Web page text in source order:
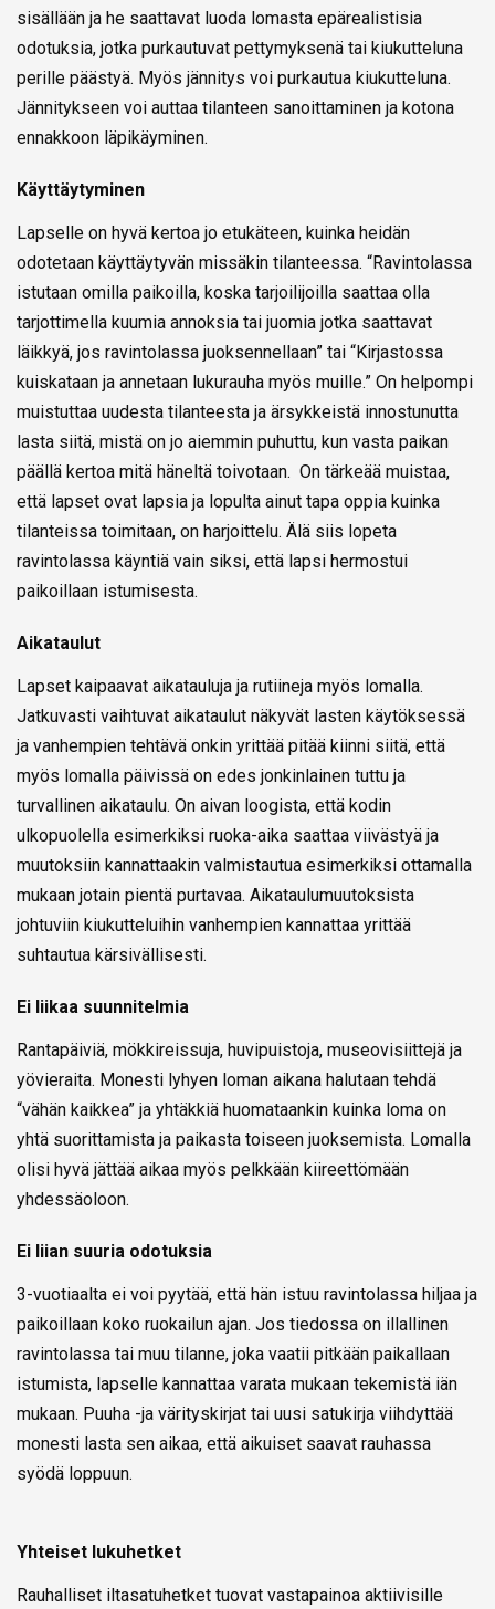
sisällään ja he saattavat luoda lomasta epärealistisia
odotuksia, jotka purkautuvat pettymyksenä tai kiukutteluna
perille päästyä. Myös jännitys voi purkautua kiukutteluna.
Jännitykseen voi auttaa tilanteen sanoittaminen ja kotona
ennakkoon läpikäyminen.
Käyttäytyminen
Lapselle on hyvä kertoa jo etukäteen, kuinka heidän
odotetaan käyttäytyvän missäkin tilanteessa. “Ravintolassa
istutaan omilla paikoilla, koska tarjoilijoilla saattaa olla
tarjottimella kuumia annoksia tai juomia jotka saattavat
läikkyä, jos ravintolassa juoksennellaan” tai “Kirjastossa
kuiskataan ja annetaan lukurauha myös muille.” On helpompi
muistuttaa uudesta tilanteesta ja ärsykkeistä innostunutta
lasta siitä, mistä on jo aiemmin puhuttu, kun vasta paikan
päällä kertoa mitä häneltä toivotaan. On tärkeää muistaa,
että lapset ovat lapsia ja lopulta ainut tapa oppia kuinka
tilanteissa toimitaan, on harjoittelu. Älä siis lopeta
ravintolassa käyntiä vain siksi, että lapsi hermostui
paikoillaan istumisesta.
Aikataulut
Lapset kaipaavat aikatauluja ja rutiineja myös lomalla.
Jatkuvasti vaihtuvat aikataulut näkyvät lasten käytöksessä
ja vanhempien tehtävä onkin yrittää pitää kiinni siitä, että
myös lomalla päivissä on edes jonkinlainen tuttu ja
turvallinen aikataulu. On aivan loogista, että kodin
ulkopuolella esimerkiksi ruoka-aika saattaa viivästyä ja
muutoksiin kannattaakin valmistautua esimerkiksi ottamalla
mukaan jotain pientä purtavaa. Aikataulumuutoksista
johtuviin kiukutteluihin vanhempien kannattaa yrittää
suhtautua kärsivällisesti.
Ei liikaa suunnitelmia
Rantapäiviä, mökkireissuja, huvipuistoja, museovisiittejä ja
yövieraita. Monesti lyhyen loman aikana halutaan tehdä
“vähän kaikkea” ja yhtäkkiä huomataankin kuinka loma on
yhtä suorittamista ja paikasta toiseen juoksemista. Lomalla
olisi hyvä jättää aikaa myös pelkkään kiireettömään
yhdessäoloon.
Ei liian suuria odotuksia
3-vuotiaalta ei voi pyytää, että hän istuu ravintolassa hiljaa ja
paikoillaan koko ruokailun ajan. Jos tiedossa on illallinen
ravintolassa tai muu tilanne, joka vaatii pitkään paikallaan
istumista, lapselle kannattaa varata mukaan tekemistä iän
mukaan. Puuha -ja värityskirjat tai uusi satukirja viihdyttää
monesti lasta sen aikaa, että aikuiset saavat rauhassa
syödä loppuun.
Yhteiset lukuhetket
Rauhalliset iltasatuhetket tuovat vastapainoa aktiivisille